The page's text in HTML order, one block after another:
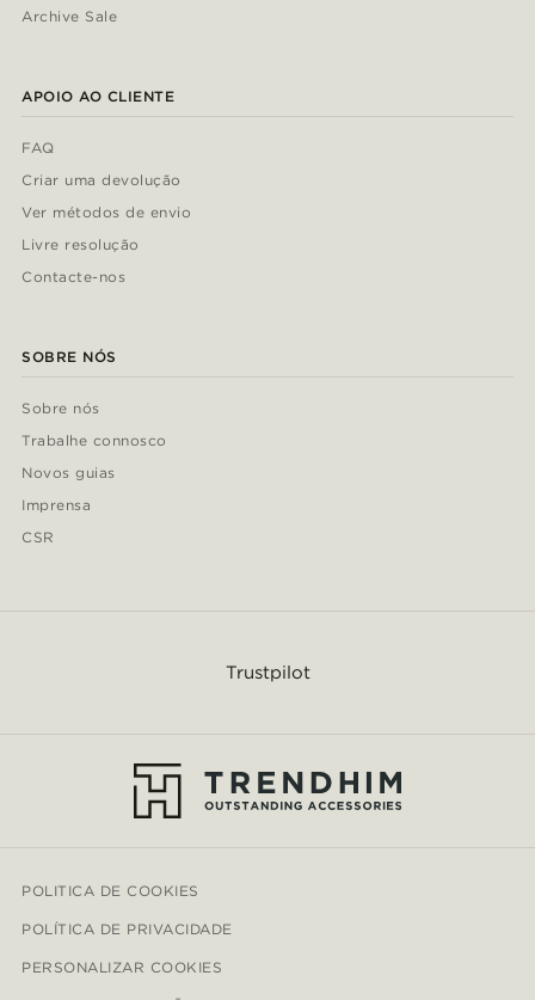
Archive Sale
APOIO AO CLIENTE
FAQ
Criar uma devolução
Ver métodos de envio
Livre resolução
Contacte-nos
SOBRE NÓS
Sobre nós
Trabalhe connosco
Novos guias
Imprensa
CSR
Trustpilot
POLITICA DE COOKIES
POLÍTICA DE PRIVACIDADE
PERSONALIZAR COOKIES